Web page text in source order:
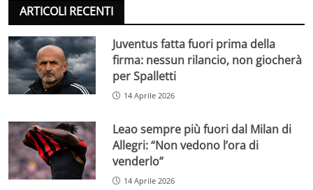
ARTICOLI RECENTI
Juventus fatta fuori prima della
firma: nessun rilancio, non giocherà
per Spalletti
14 Aprile 2026
Leao sempre più fuori dal Milan di
Allegri: “Non vedono l’ora di
venderlo”
14 Aprile 2026